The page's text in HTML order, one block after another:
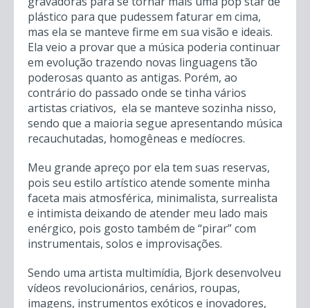
plástico para que pudessem faturar em cima,
mas ela se manteve firme em sua visão e ideais.
Ela veio a provar que a música poderia continuar
em evolução trazendo novas linguagens tão
poderosas quanto as antigas. Porém, ao
contrário do passado onde se tinha vários
artistas criativos, ela se manteve sozinha nisso,
sendo que a maioria segue apresentando música
recauchutadas, homogêneas e medíocres.
Meu grande apreço por ela tem suas reservas,
pois seu estilo artístico atende somente minha
faceta mais atmosférica, minimalista, surrealista
e intimista deixando de atender meu lado mais
enérgico, pois gosto também de “pirar” com
instrumentais, solos e improvisações.
Sendo uma artista multimídia, Bjork desenvolveu
vídeos revolucionários, cenários, roupas,
imagens, instrumentos exóticos e inovadores,